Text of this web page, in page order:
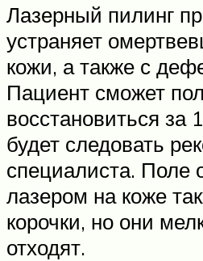
Лазерный пилинг
устраняет
кожи, а также с
Пациент сможет
восстановиться за
будет следовать
специалиста. Поле
лазером на коже
корочки, но они
отходят.